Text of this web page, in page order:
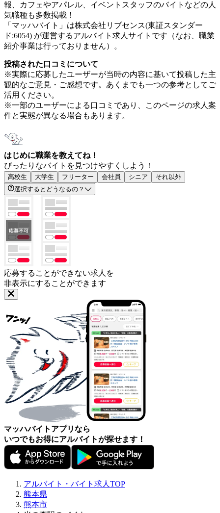
報、カフェやアパレル、イベントスタッフのバイトなどの人
気職種も多数掲載！
「マッハバイト」は株式会社リブセンス(東証スタンダー
ド:6054) が運営するアルバイト求人サイトです（なお、職業
紹介事業は行っておりません）。
投稿された口コミについて
※実際に応募したユーザーが当時の内容に基いて投稿した主
観的なご意見・ご感想です。あくまでも一つの参考としてご
活用ください。
※一部のユーザーによる口コミであり、このページの求人案
件と実態が異なる場合もあります。
はじめに職業を教えてね！
ぴったりなバイトを見つけやすくしよう！
高校生 大学生 フリーター 会社員 シニア
それ以外
選択するとどうなるの？
応募することができない求人を
非表示にすることができます
マッハバイトアプリなら
いつでもお得にアルバイトが探せます！
アルバイト・バイト求人TOP
熊本県
熊本市